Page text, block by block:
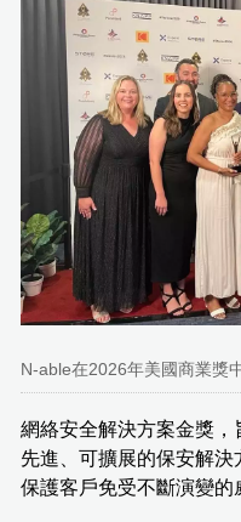
N-able在2026年美國商業獎
網絡安全解決方案金獎
先進、可擴展的保安解
保護客戶免受不斷演變的